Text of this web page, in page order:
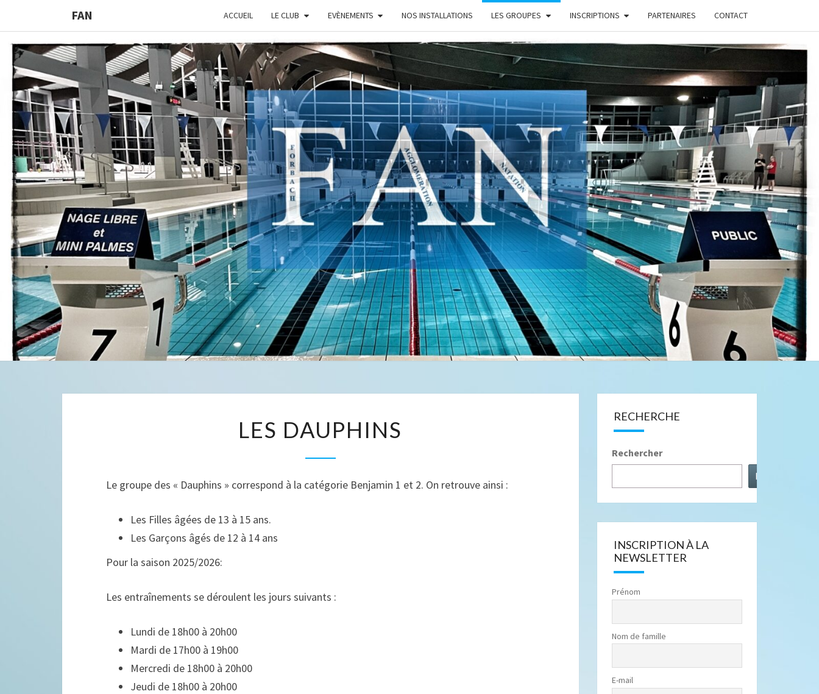
FAN ACCUEIL LE CLUB EVÈNEMENTS NOS INSTALLATIONS LES GROUPES INSCRIPTIONS PARTENAIRES CONTACT
FAN
DAUPHINS
LES DAUPHINS
Le groupe des « Dauphins » correspond à la catégorie Benjamin 1 et 2. On retrouve ainsi :
Les Filles âgées de 13 à 15 ans.
Les Garçons âgés de 12 à 14 ans
Pour la saison 2025/2026:
Les entraînements se déroulent les jours suivants :
Lundi de 18h00 à 20h00
Mardi de 17h00 à 19h00
Mercredi de 18h00 à 20h00
Jeudi de 18h00 à 20h00
RECHERCHE
Rechercher
Rechercher
INSCRIPTION À LA
NEWSLETTER
Prénom
Nom de famille
E-mail